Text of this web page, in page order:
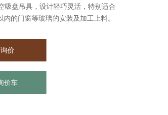
吸盘吊具，设计轻巧灵活，特别适合
的门窗等玻璃的安装及加工上料。
价
价车